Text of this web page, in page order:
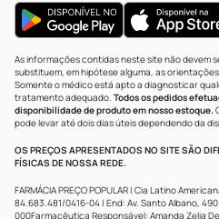
As informações contidas neste site não devem
substituem, em hipótese alguma, as
Somente o médico está apto a diagnosticar
tratamento adequado. Todos os pedidos
disponibilidade de produto em nosso estoque.
pode levar até dois dias úteis dependendo da
OS PREÇOS APRESENTADOS NO SITE SÃO
FÍSICAS DE NOSSA REDE.
FARMÁCIA PREÇO POPULAR | Cia Latino
84.683.481/0416-04 | End: Av. Santo Albano,
000Farmacêutica Responsável: Amanda Zelia